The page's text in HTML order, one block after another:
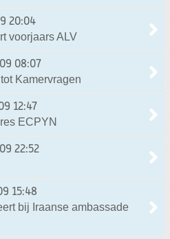
20:04
voorjaars ALV
08:07
Kamervragen
12:47
ECPYN
22:52
15:48
bij Iraanse ambassade